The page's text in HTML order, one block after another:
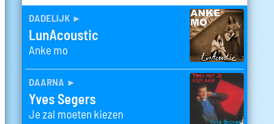
dadelijk ►
LunAcoustic
Anke mo
daarna ►
Yves Segers
Je zal moeten kiezen